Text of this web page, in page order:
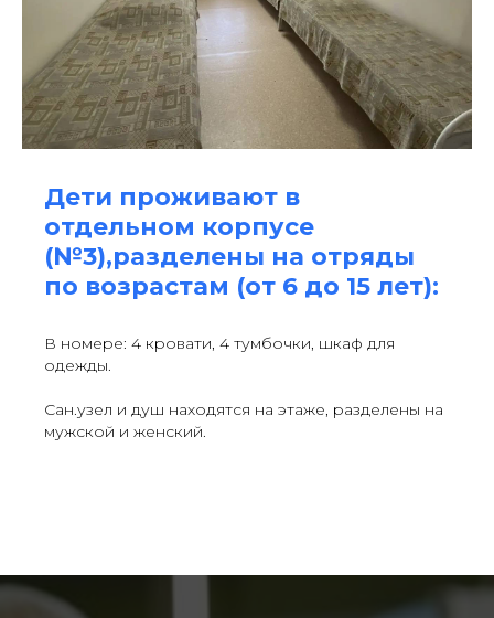
Дети проживают в
отдельном корпусе
(№3),разделены на отряды
по возрастам (от 6 до 15 лет):
В номере: 4 кровати, 4 тумбочки, шкаф для
одежды.
Сан.узел и душ находятся на этаже, разделены на
мужской и женский.